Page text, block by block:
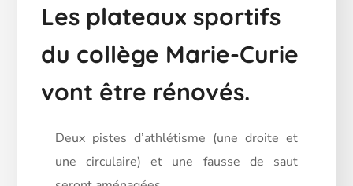
Les plateaux sportifs
du collège Marie-Curie
vont être rénovés.
Deux pistes d’athlétisme (une droite et
une circulaire) et une fausse de saut